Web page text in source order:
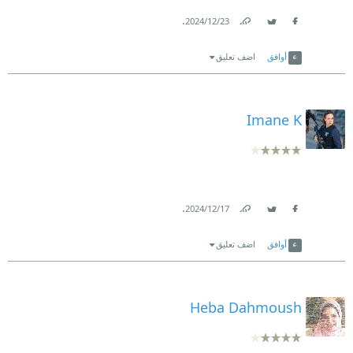
23‏/12‏/2024
.
أوافق اضف تعليق
Imane K
17‏/12‏/2024
.
أوافق اضف تعليق
Heba Dahmoush